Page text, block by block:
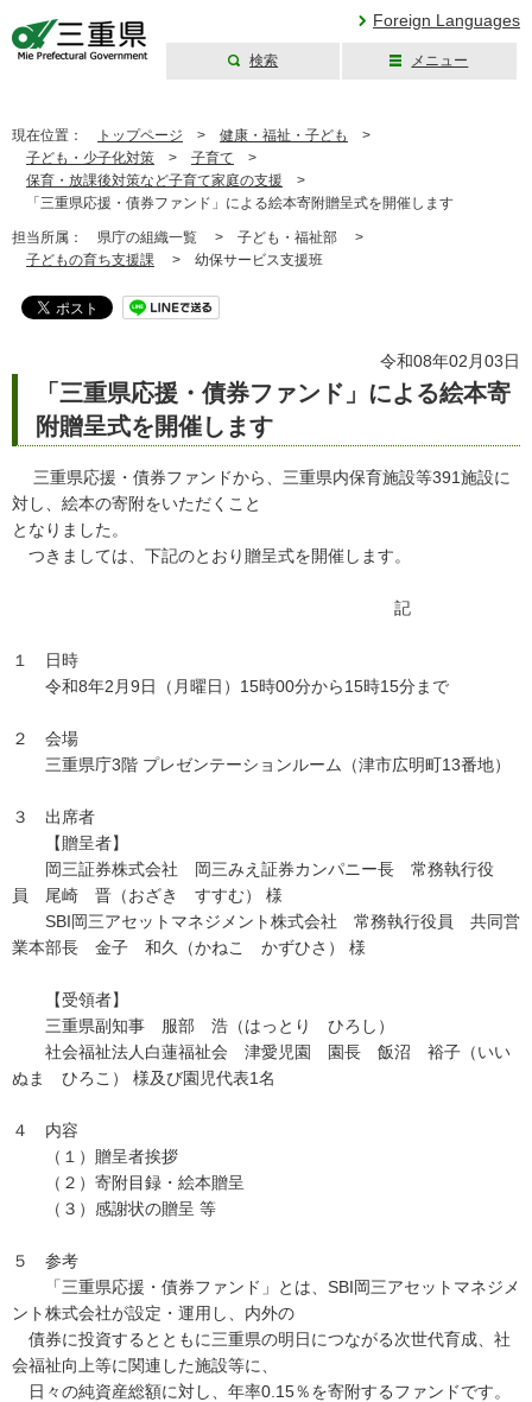
Foreign Languages
検索 メニュー
現在位置： トップページ > 健康・福祉・子ども
>
子ども・少子化対策 > 子育て >
保育・放課後対策など子育て家庭の支援 >
「三重県応援・債券ファンド」による絵本寄附贈呈式を開催します
担当所属： 県庁の組織一覧 > 子ども・福祉部 >
子どもの育ち支援課 > 幼保サービス支援班
令和08年02月03日
「三重県応援・債券ファンド」による絵本寄
附贈呈式を開催します
三重県応援・債券ファンドから、三重県内保育施設等391施設に
対し、絵本の寄附をいただくこと
となりました。
つきましては、下記のとおり贈呈式を開催します。
記
１ 日時
令和8年2月9日（月曜日）15時00分から15時15分まで
２ 会場
三重県庁3階 プレゼンテーションルーム（津市広明町13番地）
３ 出席者
【贈呈者】
岡三証券株式会社 岡三みえ証券カンパニー長 常務執行役
員 尾崎 晋（おざき すすむ） 様
SBI岡三アセットマネジメント株式会社 常務執行役員 共同営
業本部長 金子 和久（かねこ かずひさ） 様
【受領者】
三重県副知事 服部 浩（はっとり ひろし）
社会福祉法人白蓮福祉会 津愛児園 園長 飯沼 裕子（いい
ぬま ひろこ） 様及び園児代表1名
４ 内容
（１）贈呈者挨拶
（２）寄附目録・絵本贈呈
（３）感謝状の贈呈 等
５ 参考
「三重県応援・債券ファンド」とは、SBI岡三アセットマネジメ
ント株式会社が設定・運用し、内外の
債券に投資するとともに三重県の明日につながる次世代育成、社
会福祉向上等に関連した施設等に、
日々の純資産総額に対し、年率0.15％を寄附するファンドです。